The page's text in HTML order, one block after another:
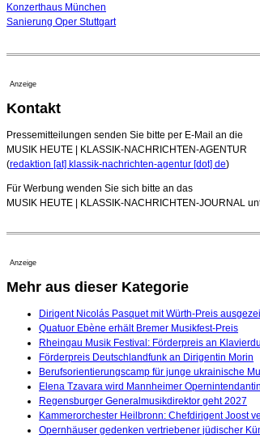
Konzerthaus München
Sanierung Oper Stuttgart
Anzeige
Kontakt
Pressemitteilungen senden Sie bitte per E-Mail an die
MUSIK HEUTE | KLASSIK-NACHRICHTEN-AGENTUR
(redaktion [at] klassik-nachrichten-agentur [dot] de)
Für Werbung wenden Sie sich bitte an das
MUSIK HEUTE | KLASSIK-NACHRICHTEN-JOURNAL
Anzeige
Mehr aus dieser Kategorie
Dirigent Nicolás Pasquet mit Würth-Preis
Quatuor Ebène erhält Bremer Musikfest-Preis
Rheingau Musik Festival: Förderpreis an
Förderpreis Deutschlandfunk an Dirigentin Morin
Berufsorientierungscamp für junge ukrainische
Elena Tzavara wird Mannheimer Opernintendantin
Regensburger Generalmusikdirektor geht 2027
Kammerorchester Heilbronn: Chefdirigent Joost
Opernhäuser gedenken vertriebener jüdischer